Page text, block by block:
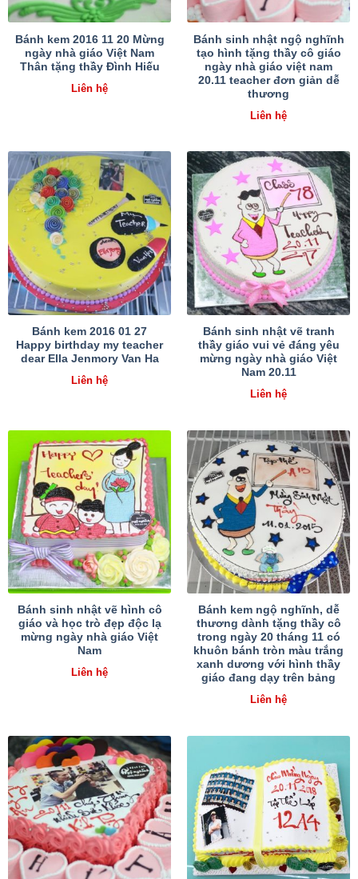
Bánh kem 2016 11 20 Mừng
ngày nhà giáo Việt Nam
Thân tặng thầy Đình Hiếu
Liên hệ
Bánh sinh nhật ngộ nghĩnh
tạo hình tặng thầy cô giáo
ngày nhà giáo việt nam
20.11 teacher đơn giản dễ
thương
Liên hệ
Bánh kem 2016 01 27
Happy birthday my teacher
dear Ella Jenmory Van Ha
Liên hệ
Bánh sinh nhật vẽ tranh
thầy giáo vui vẻ đáng yêu
mừng ngày nhà giáo Việt
Nam 20.11
Liên hệ
Bánh sinh nhật vẽ hình cô
giáo và học trò đẹp độc lạ
mừng ngày nhà giáo Việt
Nam
Liên hệ
Bánh kem ngộ nghĩnh, dễ
thương dành tặng thầy cô
trong ngày 20 tháng 11 có
khuôn bánh tròn màu trắng
xanh dương với hình thầy
giáo đang dạy trên bảng
Liên hệ